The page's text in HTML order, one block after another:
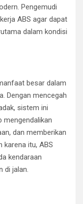
Pengemudi
ABS agar dapat
dalam kondisi
besar dalam
Dengan mencegah
sistem ini
mengendalikan
dan memberikan
karena itu, ABS
kendaraan
di jalan.